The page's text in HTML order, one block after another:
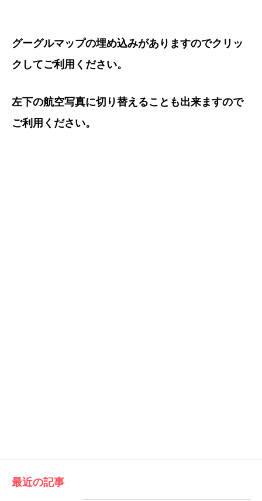
グーグルマップの埋め込みがありますのでクリッ
クしてご利用ください。
左下の航空写真に切り替えることも出来ますので
ご利用ください。
最近の記事